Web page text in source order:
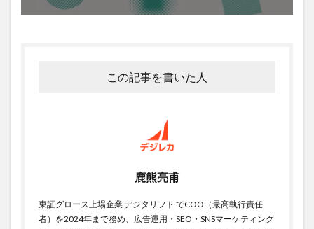
この記事を書いた人
鹿熊亮甫
東証グロース上場企業 デジタリフト でCOO（最高執行責任
者）を2024年まで務め、広告運用・SEO・SNSマーケティング